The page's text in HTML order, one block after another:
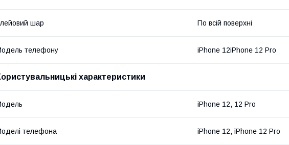
шар По всій поверхні
телефону iPhone 12iPhone 12 Pro
характеристики
iPhone 12, 12 Pro
телефона iPhone 12, iPhone 12 Pro